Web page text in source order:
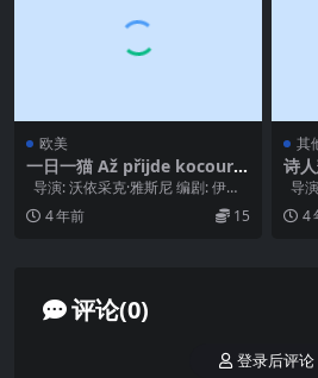
欧美
一日一猫 Až přijde kocour
(1963)
导演: 沃依采克·雅斯尼 编剧: 伊里·
布尔德奇卡 / 沃依采克·...
4 年前 15
其
诗
导
主演:
4
评论(0)
登录后评论